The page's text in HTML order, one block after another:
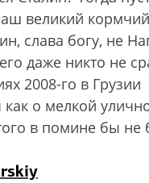
великий
слава богу, не
даже никто не
2008-го в Грузии
о мелкой
в помине бы